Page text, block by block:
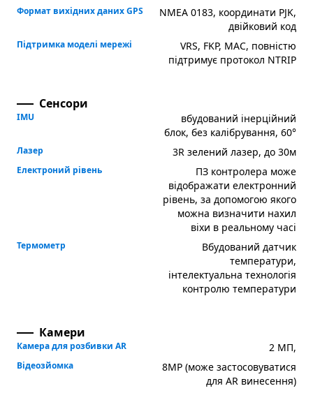
Формат вихідних даних GPS
NMEA 0183, координати PJK,
двійковий код
Підтримка моделі мережі
VRS, FKP, MAC, повністю
підтримує протокол NTRIP
Сенсори
IMU
вбудований інерційний
блок, без калібрування, 60°
Лазер 3R зелений лазер, до 30м
Електроний рівень
ПЗ контролера може
відображати електронний
рівень, за допомогою якого
можна визначити нахил
віхи в реальному часі
Термометр
Вбудований датчик
температури,
інтелектуальна технологія
контролю температури
Камери
Камера для розбивки AR 2 МП,
Відеозйомка
8MP (може застосовуватися
для AR винесення)